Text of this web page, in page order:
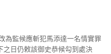
為監候應斬犯馬添達一名情實罪
日仍敕該御史恭候勾到處決